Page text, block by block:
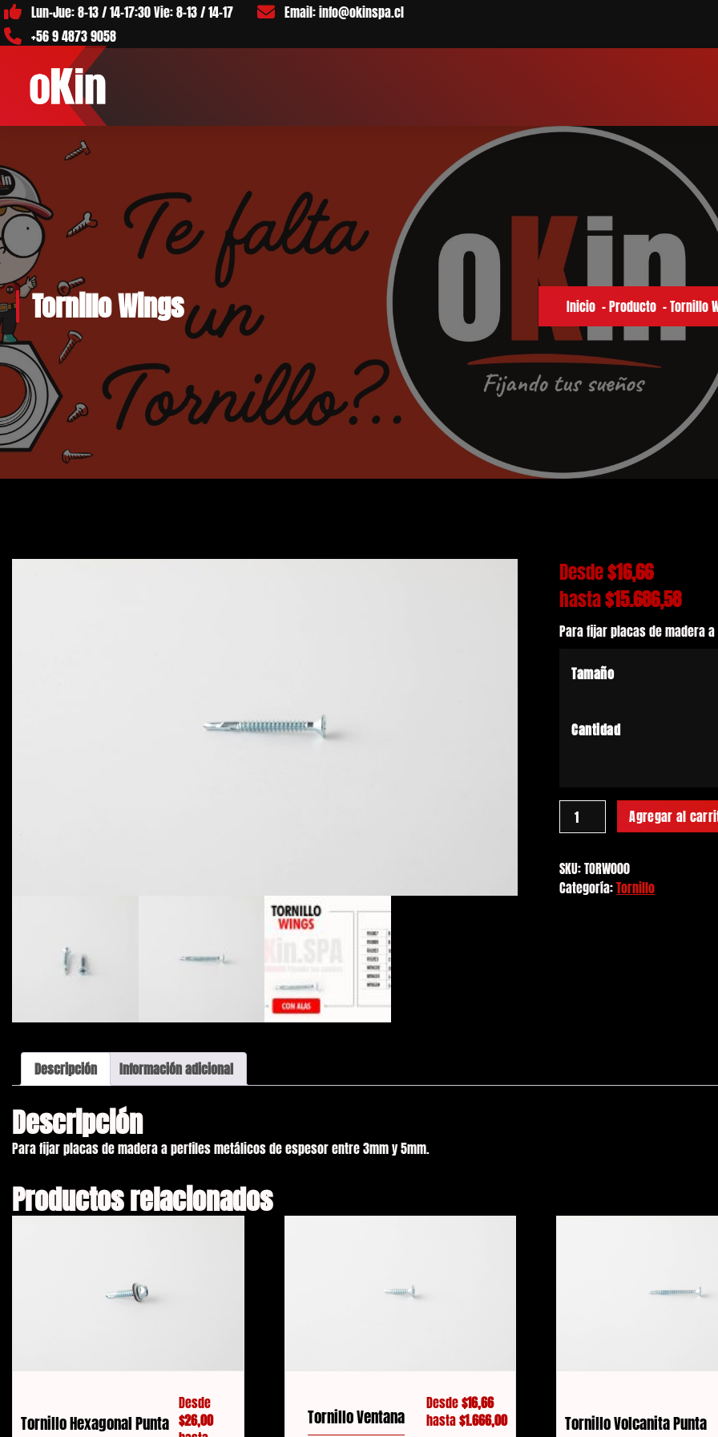
Skip
to
Content
Lun–Jue: 8–13 / 14–17:30 Vie: 8–13 / 14–17
Email: info@okinspa.cl
+56 9 4873 9058
Tornillo Wings Inicio -Producto -Tornillo
Desde$16,66
hasta$15.686,58
Para fijar placas de madera
Tamaño
Cantidad
Tornillo
Wings
Agregar al
SKU:TORW000
Categoría:Tornillo
Descripción Información adicional
Descripción
Para fijar placas de madera a perfiles metálicos de espesor entre 3mm y 5mm.
Productos relacionados
Tornillo Hexagonal Punta
Desde
$26,00
Tornillo Ventana
Desde$16,66
hasta$1.666,00
Tornillo Volcanita Punta